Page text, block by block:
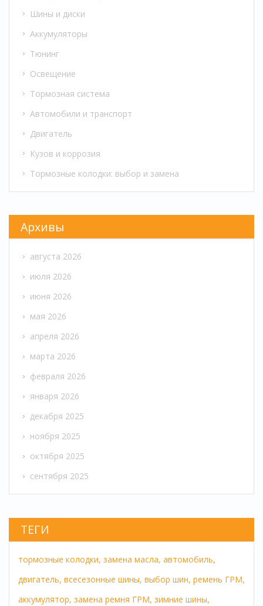
Шины и диски
Аккумуляторы
Тюнинг
Освещение
Тормозная система
Автомобили и транспорт
Двигатель
Кузов и коррозия
Тормозные колодки: выбор и замена
Архивы
августа 2026
июля 2026
июня 2026
мая 2026
апреля 2026
марта 2026
февраля 2026
января 2026
декабря 2025
ноября 2025
октября 2025
сентября 2025
ТЕГИ
тормозные колодки, замена масла, автомобиль,
двигатель, всесезонные шины, выбор шин, ремень ГРМ,
аккумулятор, замена ремня ГРМ, зимние шины,